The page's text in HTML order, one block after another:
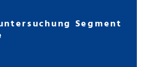
Segment